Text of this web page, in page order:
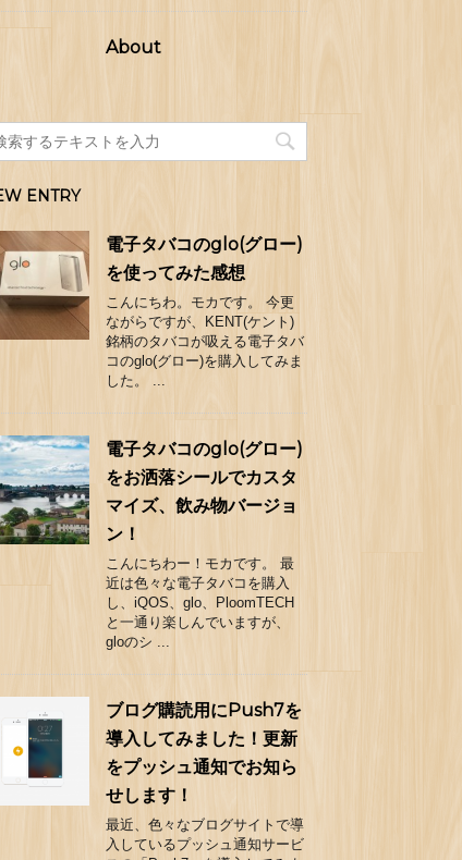
About
ENTRY
電子タバコのglo(グロー)
を使ってみた感想
こんにちわ。モカです。 今更
ながらですが、KENT(ケント)
銘柄のタバコが吸える電子タバ
コのglo(グロー)を購入してみま
した。 ...
電子タバコのglo(グロー)
をお洒落シールでカスタ
マイズ、飲み物バージョ
ン！
こんにちわー！モカです。 最
近は色々な電子タバコを購入
し、iQOS、glo、PloomTECH
と一通り楽しんでいますが、
gloのシ ...
ブログ購読用にPush7を
導入してみました！更新
をプッシュ通知でお知ら
せします！
最近、色々なブログサイトで導
入しているプッシュ通知サービ